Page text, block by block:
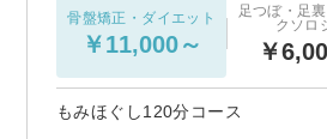
骨盤矯正・ダイエット
￥11,000～
足つぼ・足
クソロ
￥
もみほぐし120分コース